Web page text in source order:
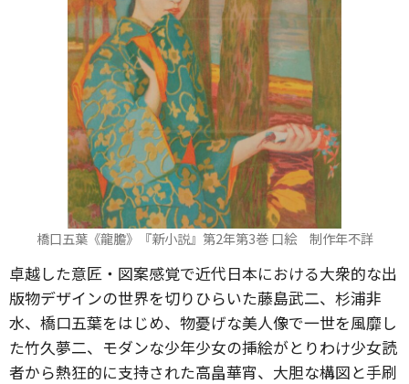
橋口五葉《龍膽》『新小説』第2年第3巻 口絵 制作年不詳
卓越した意匠・図案感覚で近代日本における大衆的な出
版物デザインの世界を切りひらいた藤島武二、杉浦非
水、橋口五葉をはじめ、物憂げな美人像で一世を風靡し
た竹久夢二、モダンな少年少女の挿絵がとりわけ少女読
者から熱狂的に支持された高畠華宵、大胆な構図と手刷